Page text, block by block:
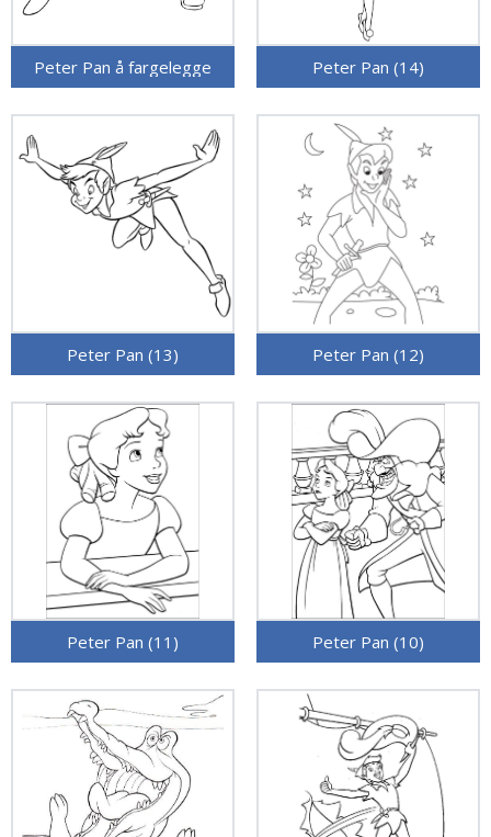
Peter Pan å fargelegge Peter Pan (14)
Peter Pan (13) Peter Pan (12)
Peter Pan (11) Peter Pan (10)